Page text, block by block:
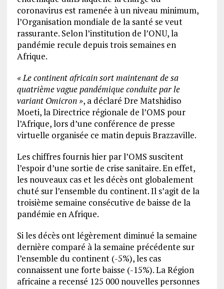
coronavirus est ramenée à un niveau minimum,
l’Organisation mondiale de la santé se veut
rassurante. Selon l’institution de l’ONU, la
pandémie recule depuis trois semaines en
Afrique.
« Le continent africain sort maintenant de sa
quatrième vague pandémique conduite par le
variant Omicron », a déclaré Dre Matshidiso
Moeti, la Directrice régionale de l’OMS pour
l’Afrique, lors d’une conférence de presse
virtuelle organisée ce matin depuis Brazzaville.
Les chiffres fournis hier par l’OMS suscitent
l’espoir d’une sortie de crise sanitaire. En effet,
les nouveaux cas et les décès ont globalement
chuté sur l’ensemble du continent. Il s’agit de la
troisième semaine consécutive de baisse de la
pandémie en Afrique.
Si les décès ont légèrement diminué la semaine
dernière comparé à la semaine précédente sur
l’ensemble du continent (-5%), les cas
connaissent une forte baisse (-15%). La Région
africaine a recensé 125 000 nouvelles personnes